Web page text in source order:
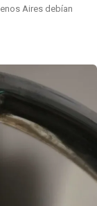
Aires debían